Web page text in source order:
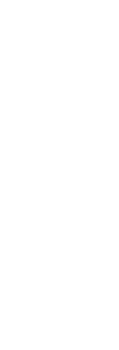
dal Responsabile
2.6 del suddetto
verifiche finali” come
almeno 10 anni, come
in forma scritta che
sarà richiesto di
del
che presentano